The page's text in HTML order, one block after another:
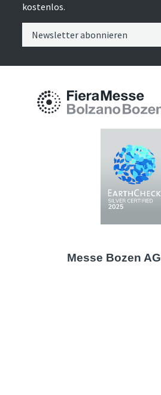
kostenlos.
Newsletter abonnieren
Messe Bozen AG